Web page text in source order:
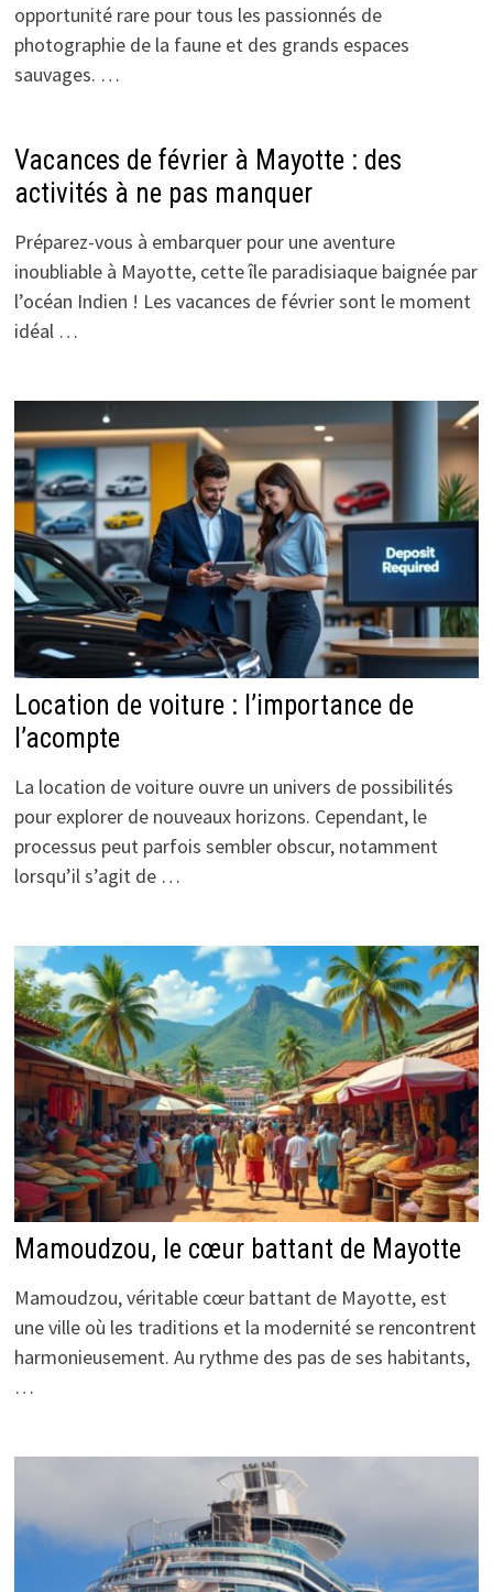
opportunité rare pour tous les passionnés de
photographie de la faune et des grands espaces
sauvages. …
Vacances de février à Mayotte : des
activités à ne pas manquer
Préparez-vous à embarquer pour une aventure
inoubliable à Mayotte, cette île paradisiaque baignée par
l’océan Indien ! Les vacances de février sont le moment
idéal …
Location de voiture : l’importance de
l’acompte
La location de voiture ouvre un univers de possibilités
pour explorer de nouveaux horizons. Cependant, le
processus peut parfois sembler obscur, notamment
lorsqu’il s’agit de …
Mamoudzou, le cœur battant de Mayotte
Mamoudzou, véritable cœur battant de Mayotte, est
une ville où les traditions et la modernité se rencontrent
harmonieusement. Au rythme des pas de ses habitants,
…